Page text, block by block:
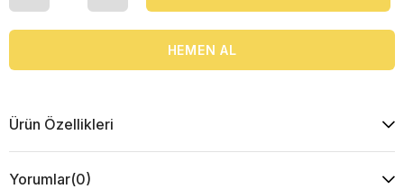
Ürün Özellikleri
Yorumlar(0)